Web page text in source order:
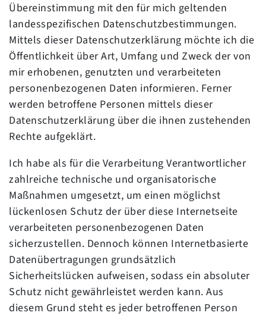
Übereinstimmung mit den für mich geltenden
landesspezifischen Datenschutzbestimmungen.
Mittels dieser Datenschutzerklärung möchte ich die
Öffentlichkeit über Art, Umfang und Zweck der von
mir erhobenen, genutzten und verarbeiteten
personenbezogenen Daten informieren. Ferner
werden betroffene Personen mittels dieser
Datenschutzerklärung über die ihnen zustehenden
Rechte aufgeklärt.
Ich habe als für die Verarbeitung Verantwortlicher
zahlreiche technische und organisatorische
Maßnahmen umgesetzt, um einen möglichst
lückenlosen Schutz der über diese Internetseite
verarbeiteten personenbezogenen Daten
sicherzustellen. Dennoch können Internetbasierte
Datenübertragungen grundsätzlich
Sicherheitslücken aufweisen, sodass ein absoluter
Schutz nicht gewährleistet werden kann. Aus
diesem Grund steht es jeder betroffenen Person